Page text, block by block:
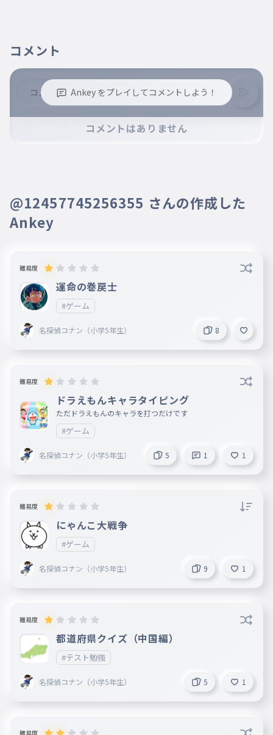
コメント
Ankey をプレイしてコメントしよう！
※コメントするには、ログインが必要です。
コメントはありません
@12457745256355 さんの作成した
Ankey
難易度
運命の巻戻士
#ゲーム
名探偵コナン（小学5年生） 8
難易度
ドラえもんキャラタイピング
ただドラえもんのキャラを打つだけです
#ゲーム
名探偵コナン（小学5年生） 5 1 1
難易度
にゃんこ大戦争
#ゲーム
名探偵コナン（小学5年生） 9 1
難易度
都道府県クイズ（中国編）
#テスト勉強
名探偵コナン（小学5年生） 5 1
難易度